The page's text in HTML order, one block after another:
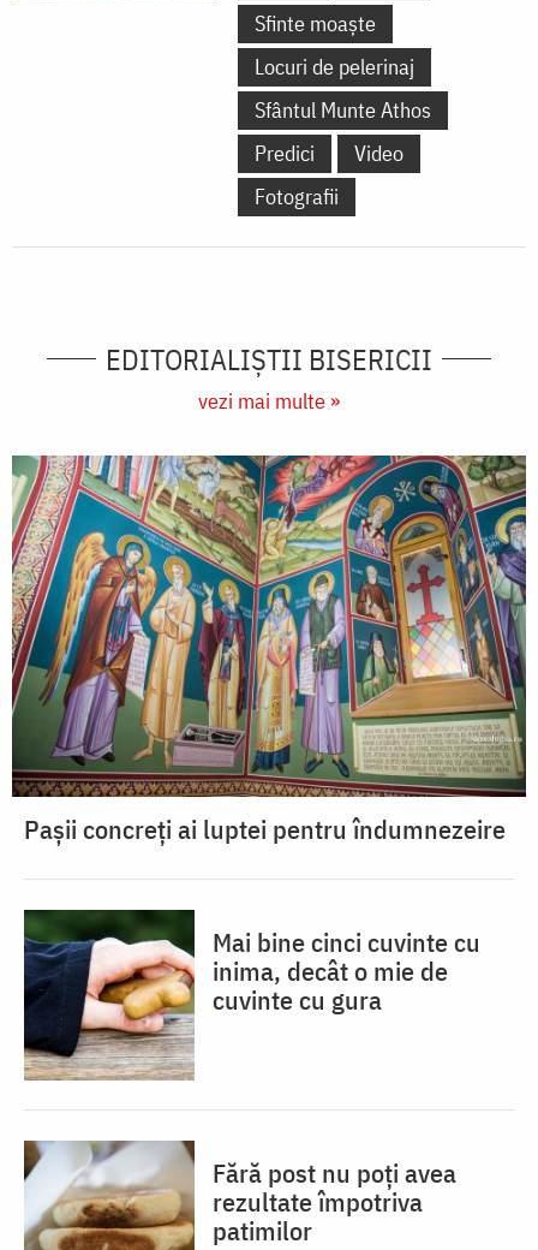
Sfinte moaște
Locuri de pelerinaj
Sfântul Munte Athos
Predici
Video
Fotografii
EDITORIALIȘTII BISERICII
vezi mai multe »
Pașii concreți ai luptei pentru îndumnezeire
Mai bine cinci cuvinte cu
inima, decât o mie de
cuvinte cu gura
Fără post nu poți avea
rezultate împotriva
patimilor